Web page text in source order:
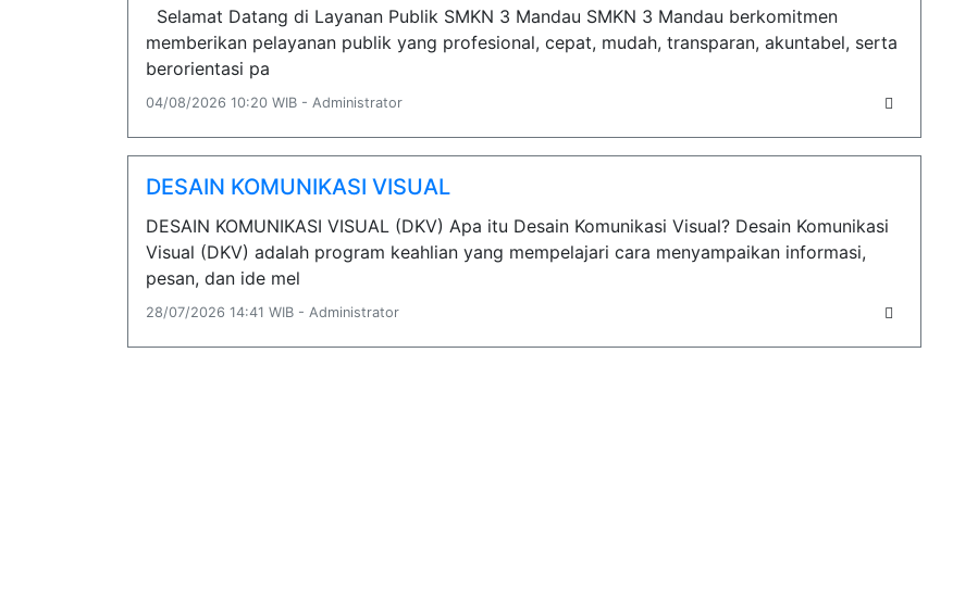
Selamat Datang di Layanan Publik SMKN 3 Mandau SMKN 3 Mandau berkomitmen
memberikan pelayanan publik yang profesional, cepat, mudah, transparan, akuntabel, serta
berorientasi pa
04/08/2026 10:20 WIB - Administrator
DESAIN KOMUNIKASI VISUAL
DESAIN KOMUNIKASI VISUAL (DKV) Apa itu Desain Komunikasi Visual? Desain Komunikasi
Visual (DKV) adalah program keahlian yang mempelajari cara menyampaikan informasi,
pesan, dan ide mel
28/07/2026 14:41 WIB - Administrator